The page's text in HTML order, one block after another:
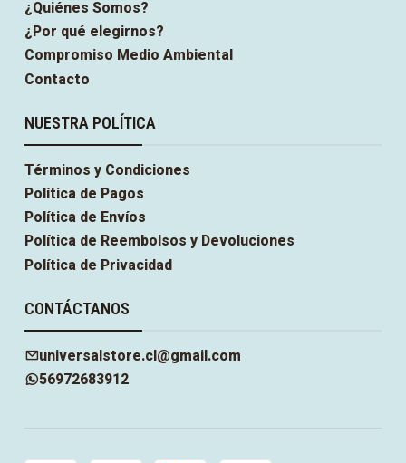
¿Quiénes Somos?
¿Por qué elegirnos?
Compromiso Medio Ambiental
Contacto
NUESTRA POLÍTICA
Términos y Condiciones
Política de Pagos
Política de Envíos
Política de Reembolsos y Devoluciones
Política de Privacidad
CONTÁCTANOS
universalstore.cl@gmail.com
56972683912